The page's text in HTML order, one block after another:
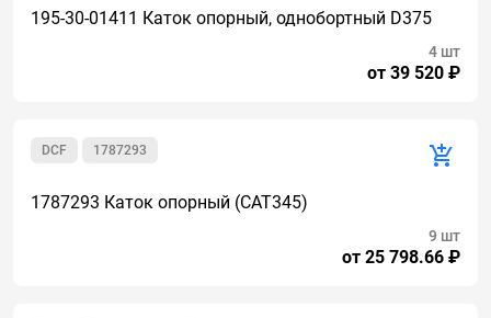
195-30-01411 Каток опорный, однобортный D375
от 39 520 ₽
4 шт
1787293
DCF
1787293 Каток опорный (CAT345)
от 25 798.66 ₽
9 шт